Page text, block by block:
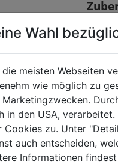
und
und
Wahl
die meisten Webseiten
wie möglich zu
Marketingzwecken.
in den USA,
Cookies zu. Unter
auch entscheiden,
Informationen